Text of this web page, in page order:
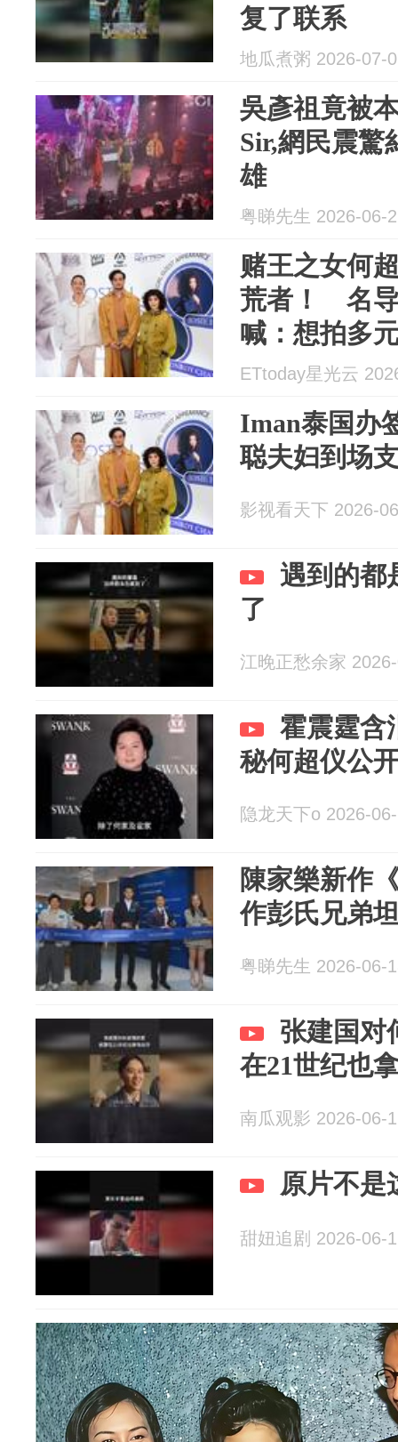
复了联系
地瓜煮粥 2026-07-
吳彥祖竟被
Sir,網民震驚
雄
粤睇先生 2026-06-
赌王之女何
荒者！ 名导
喊：想拍多
ETtoday星光云
Iman泰国办
聪夫妇到场
影视看天下 2026-
遇到的都
了
江晚正愁余家
霍震霆含
秘何超仪公
隐龙天下o 2026-
陳家樂新作
作彭氏兄弟
粤睇先生 2026-06-
张建国对
在21世纪也
南瓜观影 2026-06-
原片不是
甜妞追剧 2026-06-